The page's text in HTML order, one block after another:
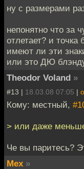
ну с размерами
непонятно что за
отлетает? и точка
имеют ли эти
или это ДЮ
Theodor Voland »
#13 | 18.03.08 07:05 |
Кому: местный,
> или даже
Че вы паритесь?
Mex »